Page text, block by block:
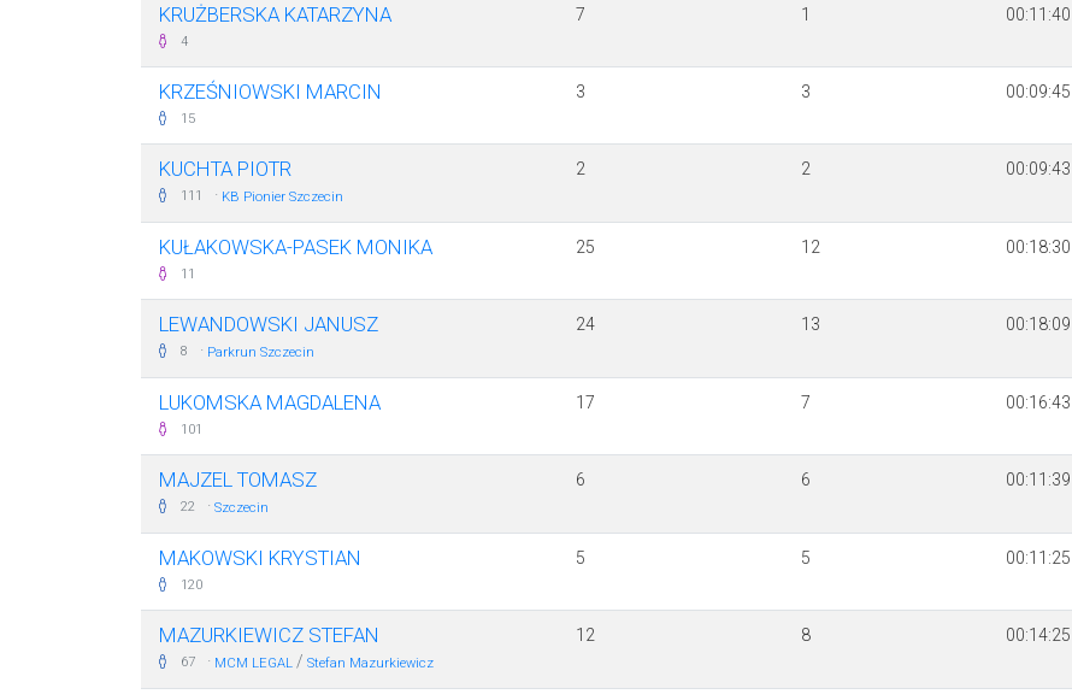
KRUŻBERSKA KATARZYNA
4
7 1 00:11:40
KRZEŚNIOWSKI MARCIN
15
3 3 00:09:45
KUCHTA PIOTR
111 · KB Pionier Szczecin
2 2 00:09:43
KUŁAKOWSKA-PASEK MONIKA
11
25 12 00:18:30
LEWANDOWSKI JANUSZ
8 · Parkrun Szczecin
24 13 00:18:09
LUKOMSKA MAGDALENA
101
17 7 00:16:43
MAJZEL TOMASZ
22 · Szczecin
6 6 00:11:39
MAKOWSKI KRYSTIAN
120
5 5 00:11:25
MAZURKIEWICZ STEFAN
67 · MCM LEGAL / Stefan Mazurkiewicz
12 8 00:14:25